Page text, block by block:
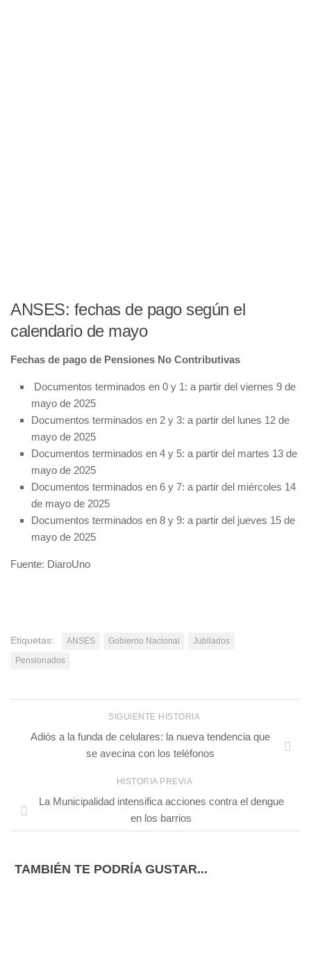
ANSES: fechas de pago según el
calendario de mayo
Fechas de pago de Pensiones No Contributivas
Documentos terminados en 0 y 1: a partir del viernes 9 de
mayo de 2025
Documentos terminados en 2 y 3: a partir del lunes 12 de
mayo de 2025
Documentos terminados en 4 y 5: a partir del martes 13 de
mayo de 2025
Documentos terminados en 6 y 7: a partir del miércoles 14
de mayo de 2025
Documentos terminados en 8 y 9: a partir del jueves 15 de
mayo de 2025
Fuente: DiaroUno
Etiquetas: ANSES Gobierno Nacional
Jubilados
Pensionados
SIGUIENTE HISTORIA
Adiós a la funda de celulares: la nueva tendencia que
se avecina con los teléfonos
HISTORIA PREVIA
La Municipalidad intensifica acciones contra el dengue
en los barrios
TAMBIÉN TE PODRÍA GUSTAR...